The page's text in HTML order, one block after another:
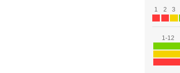
1 2 3
1-12